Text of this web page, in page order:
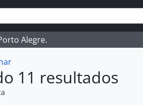
Alegre.
11 resultados